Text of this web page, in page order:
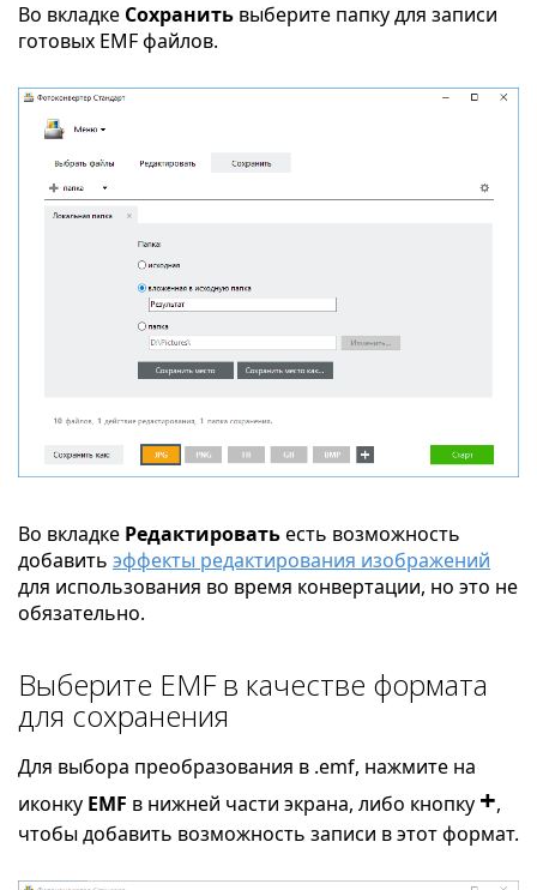
Во вкладке Сохранить выберите папку для записи
готовых EMF файлов.
Во вкладке Редактироватьесть возможность
добавить эффекты редактирования изображений
для использования во время конвертации, но это не
обязательно.
Выберите EMF в качестве формата
для сохранения
Для выбора преобразования в .emf, нажмите на
иконку EMF в нижней части экрана, либо кнопку +,
чтобы добавить возможность записи в этот формат.